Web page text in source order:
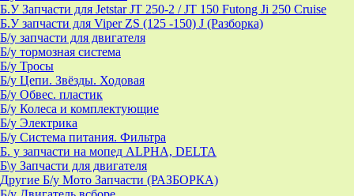
Б.У Запчасти для Jetstar JT 250-2 / JT 150 Futong Ji 250 Cruise
Б.У запчасти для Viper ZS (125 -150) J (Разборка)
Б/у запчасти для двигателя
Б/у тормозная система
Б/у Тросы
Б/у Цепи. Звёзды. Ходовая
Б/у Обвес. пластик
Б/у Колеса и комплектующие
Б/у Электрика
Б/у Система питания. Фильтра
Б. у запчасти на мопед ALPHA, DELTA
Б\у Запчасти для двигателя
Другие Б/у Мото Запчасти (РАЗБОРКА)